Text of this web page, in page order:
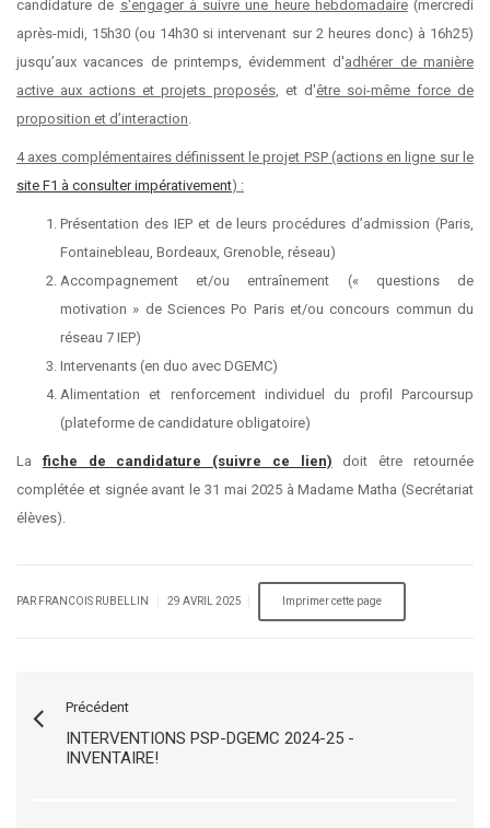
candidature de s'engager à suivre une heure hebdomadaire(mercredi
après-midi, 15h30 (ou 14h30 si intervenant sur 2 heures donc) à 16h25)
jusqu’aux vacances de printemps, évidemment d'adhérer de manière
active aux actions et projets proposés, et d'être soi-même force de
proposition et d’interaction.
4 axes complémentaires définissent le projet PSP (actions en ligne sur le
site F1 à consulter impérativement) :
Présentation des IEP et de leurs procédures d’admission (Paris,
Fontainebleau, Bordeaux, Grenoble, réseau)
Accompagnement et/ou entraînement (« questions de
motivation » de Sciences Po Paris et/ou concours commun du
réseau 7 IEP)
Intervenants (en duo avec DGEMC)
Alimentation et renforcement individuel du profil Parcoursup
(plateforme de candidature obligatoire)
La fiche de candidature (suivre ce lien) doit être retournée
complétée et signée avant le 31 mai 2025 à Madame Matha (Secrétariat
élèves).
PAR FRANCOIS RUBELLIN 29 AVRIL 2025
Précédent
INTERVENTIONS PSP-DGEMC 2024-25 -
INVENTAIRE!